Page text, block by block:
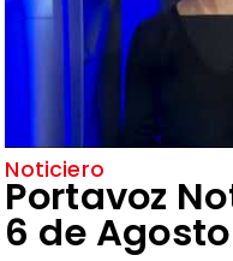
Noticiero
Portavoz
6 de